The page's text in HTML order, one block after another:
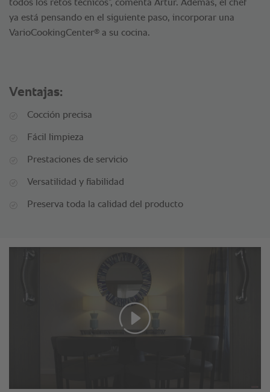
todos los retos técnicos”, comenta Artur. Además, el chef
ya está pensando en el siguiente paso, incorporar una
VarioCookingCenter® a su cocina.
Ventajas:
Cocción precisa
Fácil limpieza
Prestaciones de servicio
Versatilidad y fiabilidad
Preserva toda la calidad del producto